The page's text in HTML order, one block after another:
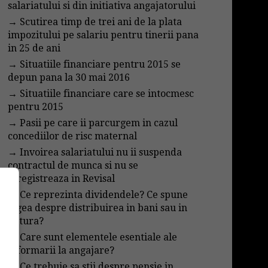
salariatului si din initiativa angajatorului
→ Scutirea timp de trei ani de la plata
impozitului pe salariu pentru tinerii pana
in 25 de ani
→ Situatiile financiare pentru 2015 se
depun pana la 30 mai 2016
→ Situatiile financiare care se intocmesc
pentru 2015
→Pasii pe care ii parcurgem in cazul
concediilor de risc maternal
→Invoirea salariatului nu ii suspenda
contractul de munca si nu se
inregistreaza in Revisal
Ce reprezinta dividendele? Ce spune
legea despre distribuirea in bani sau in
natura?
Care sunt elementele esentiale ale
informarii la angajare?